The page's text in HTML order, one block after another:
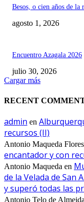
Besos, o cien años de
agosto 1, 2026
Encuentro Azagala 2026
julio 30, 2026
Cargar más
RECENT
admin en
recursos (II)
Antonio Maqueda Flores
encantador y con
Antonio Maqueda en
de la Velada de San
y superó todas las
Antonio Telo de Almeida